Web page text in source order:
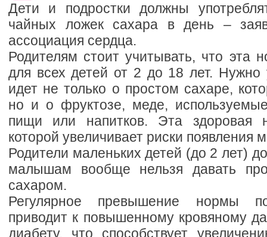
Дети и подростки должны
чайных ложек сахара в день –
ассоциация сердца.
Родителям стоит учитывать, что эта
для всех детей от 2 до 18 лет. Нужно
идет не только о простом сахаре,
но и о фруктозе, меде,
пищи или напитков. Эта здоровая
которой увеличивает риски появления
Родители маленьких детей (до 2 лет)
малышам вообще нельзя давать
сахаром.
Регулярное превышение нормы
приводит к повышенному кровяному
диабету, что способствует